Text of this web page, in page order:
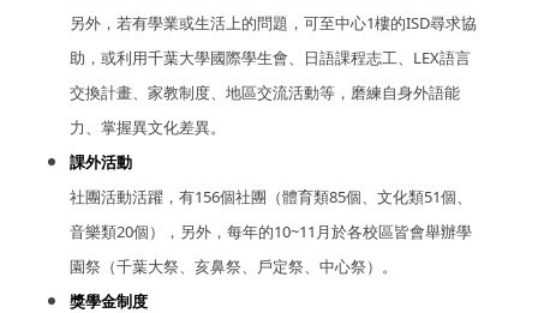
另外，若有學業或生活上的問題，可至中心1樓的ISD尋求協
助，或利用千葉大學國際學生會、日語課程志工、LEX語言
交換計畫、家教制度、地區交流活動等，磨練自身外語能
力、掌握異文化差異。
課外活動
社團活動活躍，有156個社團（體育類85個、文化類51個、
音樂類20個），另外，每年的10~11月於各校區皆會舉辦學
園祭（千葉大祭、亥鼻祭、戶定祭、中心祭）。
獎學金制度